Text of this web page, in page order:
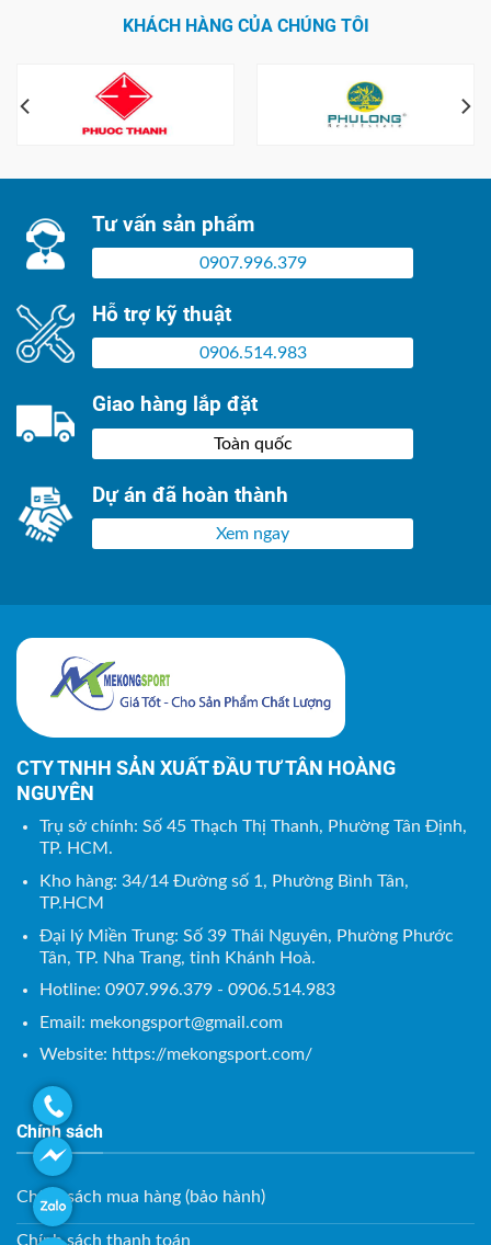
KHÁCH HÀNG CỦA CHÚNG TÔI
Tư vấn sản phẩm
0907.996.379
Hỗ trợ kỹ thuật
0906.514.983
Giao hàng lắp đặt
Toàn quốc
Dự án đã hoàn thành
Xem ngay
CTY TNHH SẢN XUẤT ĐẦU TƯ TÂN HOÀNG
NGUYÊN
Trụ sở chính: Số 45 Thạch Thị Thanh, Phường Tân Định,
TP. HCM.
Kho hàng: 34/14 Đường số 1, Phường Bình Tân,
TP.HCM
Đại lý Miền Trung: Số 39 Thái Nguyên, Phường Phước
Tân, TP. Nha Trang, tỉnh Khánh Hoà.
Hotline: 0907.996.379 - 0906.514.983
Email: mekongsport@gmail.com
Website: https://mekongsport.com/
Chính sách
Chính sách mua hàng (bảo hành)
Chính sách thanh toán